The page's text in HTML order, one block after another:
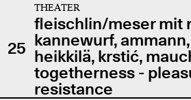
25
THEATER
fleischlin/meser mit
kannewurf,
heikkilä, krstić,
togetherness -
resistance